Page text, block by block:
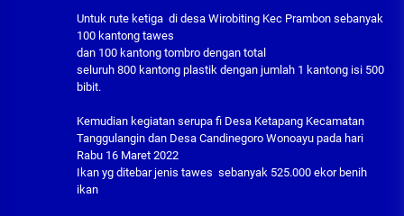
Untuk rute ketiga di desa Wirobiting Kec Prambon sebanyak
100 kantong tawes
dan 100 kantong tombro dengan total
seluruh 800 kantong plastik dengan jumlah 1 kantong isi 500
bibit.
Kemudian kegiatan serupa fi Desa Ketapang Kecamatan
Tanggulangin dan Desa Candinegoro Wonoayu pada hari
Rabu 16 Maret 2022
Ikan yg ditebar jenis tawes sebanyak 525.000 ekor benih
ikan